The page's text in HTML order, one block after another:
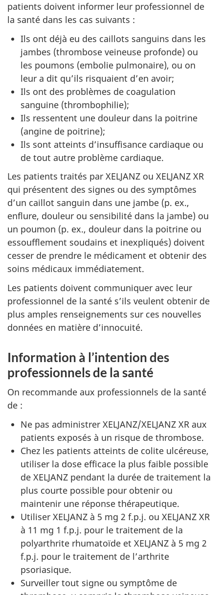
patients doivent informer leur professionnel de
la santé dans les cas suivants :
Ils ont déjà eu des caillots sanguins dans les
jambes (thrombose veineuse profonde) ou
les poumons (embolie pulmonaire), ou on
leur a dit qu’ils risquaient d’en avoir;
Ils ont des problèmes de coagulation
sanguine (thrombophilie);
Ils ressentent une douleur dans la poitrine
(angine de poitrine);
Ils sont atteints d’insuffisance cardiaque ou
de tout autre problème cardiaque.
Les patients traités par XELJANZ ou XELJANZ XR
qui présentent des signes ou des symptômes
d’un caillot sanguin dans une jambe (p. ex.,
enflure, douleur ou sensibilité dans la jambe) ou
un poumon (p. ex., douleur dans la poitrine ou
essoufflement soudains et inexpliqués) doivent
cesser de prendre le médicament et obtenir des
soins médicaux immédiatement.
Les patients doivent communiquer avec leur
professionnel de la santé s’ils veulent obtenir de
plus amples renseignements sur ces nouvelles
données en matière d’innocuité.
Information à l’intention des
professionnels de la santé
On recommande aux professionnels de la santé
de :
Ne pas administrer XELJANZ/XELJANZ XR aux
patients exposés à un risque de thrombose.
Chez les patients atteints de colite ulcéreuse,
utiliser la dose efficace la plus faible possible
de XELJANZ pendant la durée de traitement la
plus courte possible pour obtenir ou
maintenir une réponse thérapeutique.
Utiliser XELJANZ à 5 mg 2 f.p.j. ou XELJANZ XR
à 11 mg 1 f.p.j. pour le traitement de la
polyarthrite rhumatoïde et XELJANZ à 5 mg 2
f.p.j. pour le traitement de l’arthrite
psoriasique.
Surveiller tout signe ou symptôme de